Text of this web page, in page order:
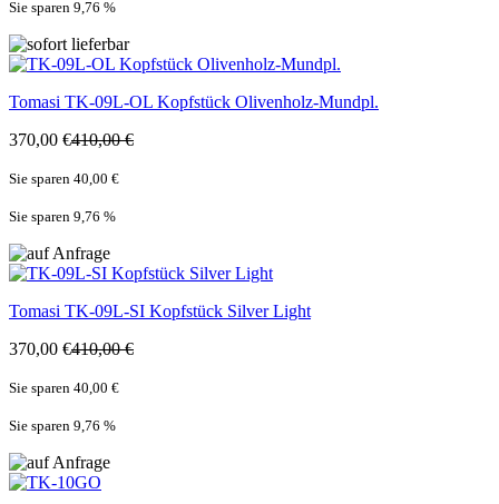
Sie sparen 9,76 %
Tomasi TK-09L-OL Kopfstück Olivenholz-Mundpl.
370,00 €410,00 €
Sie sparen 40,00 €
Sie sparen 9,76 %
Tomasi TK-09L-SI Kopfstück Silver Light
370,00 €410,00 €
Sie sparen 40,00 €
Sie sparen 9,76 %